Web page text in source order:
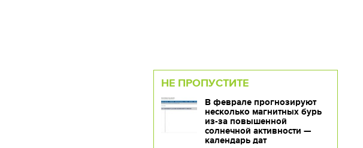
НЕ ПРОПУСТИТЕ
В феврале прогнозируют
несколько магнитных бурь
из-за повышенной
солнечной активности —
календарь дат